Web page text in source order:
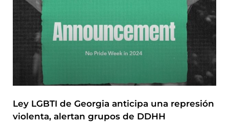
Ley LGBTI de Georgia anticipa una represión
violenta, alertan grupos de DDHH